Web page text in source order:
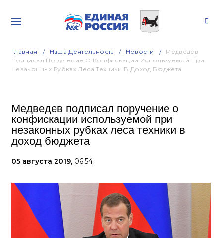
Главная Наша Деятельность Новости
Медведев
Подписал Поручение О Конфискации Используемой При
Незаконных Рубках Леса Техники В Доход Бюджета
Медведев подписал поручение о
конфискации используемой при
незаконных рубках леса техники в
доход бюджета
05 августа 2019, 06:54